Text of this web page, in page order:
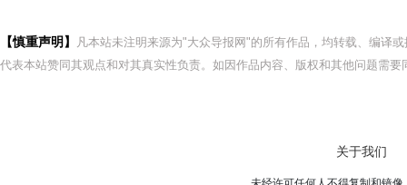
【慎重声明】
凡本站未注明来源为"大众导报网"的所有作品，均转载、编译
代表本站赞同其观点和对其真实性负责。如因作品内容、版权和其他问题需
关于我们